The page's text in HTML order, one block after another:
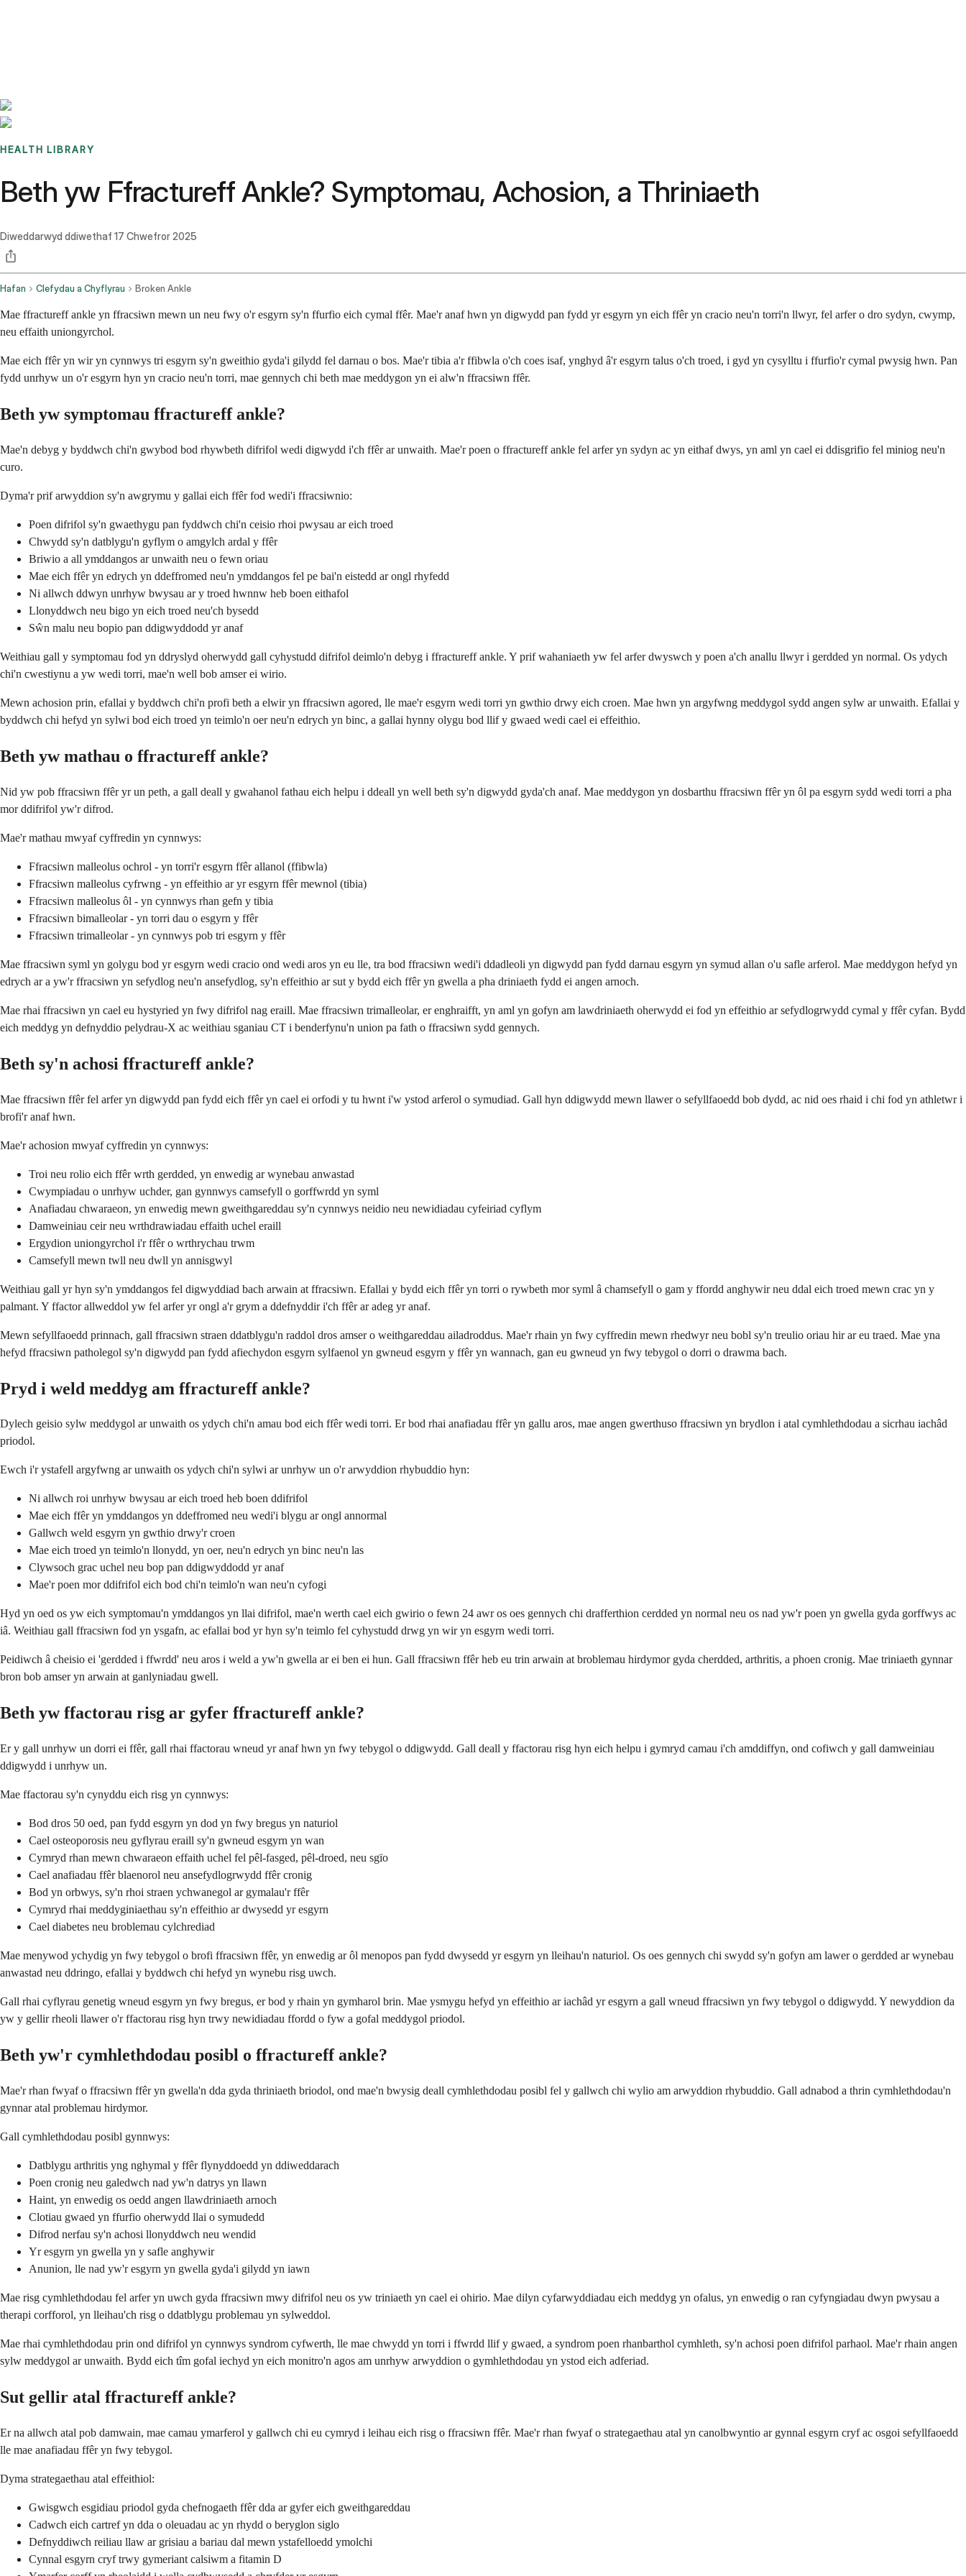
HEALTH LIBRARY
Beth yw Ffractureff Ankle? Symptomau, Achosion, a Thriniaeth
Diweddarwyd ddiwethaf 17 Chwefror 2025
Hafan Clefydau a Chyflyrau Broken Ankle
Mae ffractureff ankle yn ffracsiwn mewn un neu fwy o'r esgyrn sy'n ffurfio eich cymal ffêr. Mae'r anaf hwn yn digwydd pan fydd yr esgyrn yn eich ffêr yn cracio neu'n torri'n llwyr, fel arfer o dro sydyn, cwymp,
neu effaith uniongyrchol.
Mae eich ffêr yn wir yn cynnwys tri esgyrn sy'n gweithio gyda'i gilydd fel darnau o bos. Mae'r tibia a'r ffibwla o'ch coes isaf, ynghyd â'r esgyrn talus o'ch troed, i gyd yn cysylltu i ffurfio'r cymal pwysig hwn. Pan
fydd unrhyw un o'r esgyrn hyn yn cracio neu'n torri, mae gennych chi beth mae meddygon yn ei alw'n ffracsiwn ffêr.
Beth yw symptomau ffractureff ankle?
Mae'n debyg y byddwch chi'n gwybod bod rhywbeth difrifol wedi digwydd i'ch ffêr ar unwaith. Mae'r poen o ffractureff ankle fel arfer yn sydyn ac yn eithaf dwys, yn aml yn cael ei ddisgrifio fel miniog neu'n
curo.
Dyma'r prif arwyddion sy'n awgrymu y gallai eich ffêr fod wedi'i ffracsiwnio:
Poen difrifol sy'n gwaethygu pan fyddwch chi'n ceisio rhoi pwysau ar eich troed
Chwydd sy'n datblygu'n gyflym o amgylch ardal y ffêr
Briwio a all ymddangos ar unwaith neu o fewn oriau
Mae eich ffêr yn edrych yn ddeffromed neu'n ymddangos fel pe bai'n eistedd ar ongl rhyfedd
Ni allwch ddwyn unrhyw bwysau ar y troed hwnnw heb boen eithafol
Llonyddwch neu bigo yn eich troed neu'ch bysedd
Sŵn malu neu bopio pan ddigwyddodd yr anaf
Weithiau gall y symptomau fod yn ddryslyd oherwydd gall cyhystudd difrifol deimlo'n debyg i ffractureff ankle. Y prif wahaniaeth yw fel arfer dwyswch y poen a'ch anallu llwyr i gerdded yn normal. Os ydych
chi'n cwestiynu a yw wedi torri, mae'n well bob amser ei wirio.
Mewn achosion prin, efallai y byddwch chi'n profi beth a elwir yn ffracsiwn agored, lle mae'r esgyrn wedi torri yn gwthio drwy eich croen. Mae hwn yn argyfwng meddygol sydd angen sylw ar unwaith. Efallai y
byddwch chi hefyd yn sylwi bod eich troed yn teimlo'n oer neu'n edrych yn binc, a gallai hynny olygu bod llif y gwaed wedi cael ei effeithio.
Beth yw mathau o ffractureff ankle?
Nid yw pob ffracsiwn ffêr yr un peth, a gall deall y gwahanol fathau eich helpu i ddeall yn well beth sy'n digwydd gyda'ch anaf. Mae meddygon yn dosbarthu ffracsiwn ffêr yn ôl pa esgyrn sydd wedi torri a pha
mor ddifrifol yw'r difrod.
Mae'r mathau mwyaf cyffredin yn cynnwys:
Ffracsiwn malleolus ochrol - yn torri'r esgyrn ffêr allanol (ffibwla)
Ffracsiwn malleolus cyfrwng - yn effeithio ar yr esgyrn ffêr mewnol (tibia)
Ffracsiwn malleolus ôl - yn cynnwys rhan gefn y tibia
Ffracsiwn bimalleolar - yn torri dau o esgyrn y ffêr
Ffracsiwn trimalleolar - yn cynnwys pob tri esgyrn y ffêr
Mae ffracsiwn syml yn golygu bod yr esgyrn wedi cracio ond wedi aros yn eu lle, tra bod ffracsiwn wedi'i ddadleoli yn digwydd pan fydd darnau esgyrn yn symud allan o'u safle arferol. Mae meddygon hefyd yn
edrych ar a yw'r ffracsiwn yn sefydlog neu'n ansefydlog, sy'n effeithio ar sut y bydd eich ffêr yn gwella a pha driniaeth fydd ei angen arnoch.
Mae rhai ffracsiwn yn cael eu hystyried yn fwy difrifol nag eraill. Mae ffracsiwn trimalleolar, er enghraifft, yn aml yn gofyn am lawdriniaeth oherwydd ei fod yn effeithio ar sefydlogrwydd cymal y ffêr cyfan. Bydd
eich meddyg yn defnyddio pelydrau-X ac weithiau sganiau CT i benderfynu'n union pa fath o ffracsiwn sydd gennych.
Beth sy'n achosi ffractureff ankle?
Mae ffracsiwn ffêr fel arfer yn digwydd pan fydd eich ffêr yn cael ei orfodi y tu hwnt i'w ystod arferol o symudiad. Gall hyn ddigwydd mewn llawer o sefyllfaoedd bob dydd, ac nid oes rhaid i chi fod yn athletwr i
brofi'r anaf hwn.
Mae'r achosion mwyaf cyffredin yn cynnwys:
Troi neu rolio eich ffêr wrth gerdded, yn enwedig ar wynebau anwastad
Cwympiadau o unrhyw uchder, gan gynnwys camsefyll o gorffwrdd yn syml
Anafiadau chwaraeon, yn enwedig mewn gweithgareddau sy'n cynnwys neidio neu newidiadau cyfeiriad cyflym
Damweiniau ceir neu wrthdrawiadau effaith uchel eraill
Ergydion uniongyrchol i'r ffêr o wrthrychau trwm
Camsefyll mewn twll neu dwll yn annisgwyl
Weithiau gall yr hyn sy'n ymddangos fel digwyddiad bach arwain at ffracsiwn. Efallai y bydd eich ffêr yn torri o rywbeth mor syml â chamsefyll o gam y ffordd anghywir neu ddal eich troed mewn crac yn y
palmant. Y ffactor allweddol yw fel arfer yr ongl a'r grym a ddefnyddir i'ch ffêr ar adeg yr anaf.
Mewn sefyllfaoedd prinnach, gall ffracsiwn straen ddatblygu'n raddol dros amser o weithgareddau ailadroddus. Mae'r rhain yn fwy cyffredin mewn rhedwyr neu bobl sy'n treulio oriau hir ar eu traed. Mae yna
hefyd ffracsiwn patholegol sy'n digwydd pan fydd afiechydon esgyrn sylfaenol yn gwneud esgyrn y ffêr yn wannach, gan eu gwneud yn fwy tebygol o dorri o drawma bach.
Pryd i weld meddyg am ffractureff ankle?
Dylech geisio sylw meddygol ar unwaith os ydych chi'n amau ​​bod eich ffêr wedi torri. Er bod rhai anafiadau ffêr yn gallu aros, mae angen gwerthuso ffracsiwn yn brydlon i atal cymhlethdodau a sicrhau iachâd
priodol.
Ewch i'r ystafell argyfwng ar unwaith os ydych chi'n sylwi ar unrhyw un o'r arwyddion rhybuddio hyn:
Ni allwch roi unrhyw bwysau ar eich troed heb boen ddifrifol
Mae eich ffêr yn ymddangos yn ddeffromed neu wedi'i blygu ar ongl annormal
Gallwch weld esgyrn yn gwthio drwy'r croen
Mae eich troed yn teimlo'n llonydd, yn oer, neu'n edrych yn binc neu'n las
Clywsoch grac uchel neu bop pan ddigwyddodd yr anaf
Mae'r poen mor ddifrifol eich bod chi'n teimlo'n wan neu'n cyfogi
Hyd yn oed os yw eich symptomau'n ymddangos yn llai difrifol, mae'n werth cael eich gwirio o fewn 24 awr os oes gennych chi drafferthion cerdded yn normal neu os nad yw'r poen yn gwella gyda gorffwys ac
iâ. Weithiau gall ffracsiwn fod yn ysgafn, ac efallai bod yr hyn sy'n teimlo fel cyhystudd drwg yn wir yn esgyrn wedi torri.
Peidiwch â cheisio ei 'gerdded i ffwrdd' neu aros i weld a yw'n gwella ar ei ben ei hun. Gall ffracsiwn ffêr heb eu trin arwain at broblemau hirdymor gyda cherdded, arthritis, a phoen cronig. Mae triniaeth gynnar
bron bob amser yn arwain at ganlyniadau gwell.
Beth yw ffactorau risg ar gyfer ffractureff ankle?
Er y gall unrhyw un dorri ei ffêr, gall rhai ffactorau wneud yr anaf hwn yn fwy tebygol o ddigwydd. Gall deall y ffactorau risg hyn eich helpu i gymryd camau i'ch amddiffyn, ond cofiwch y gall damweiniau
ddigwydd i unrhyw un.
Mae ffactorau sy'n cynyddu eich risg yn cynnwys:
Bod dros 50 oed, pan fydd esgyrn yn dod yn fwy bregus yn naturiol
Cael osteoporosis neu gyflyrau eraill sy'n gwneud esgyrn yn wan
Cymryd rhan mewn chwaraeon effaith uchel fel pêl-fasged, pêl-droed, neu sgïo
Cael anafiadau ffêr blaenorol neu ansefydlogrwydd ffêr cronig
Bod yn orbwys, sy'n rhoi straen ychwanegol ar gymalau'r ffêr
Cymryd rhai meddyginiaethau sy'n effeithio ar dwysedd yr esgyrn
Cael diabetes neu broblemau cylchrediad
Mae menywod ychydig yn fwy tebygol o brofi ffracsiwn ffêr, yn enwedig ar ôl menopos pan fydd dwysedd yr esgyrn yn lleihau'n naturiol. Os oes gennych chi swydd sy'n gofyn am lawer o gerdded ar wynebau
anwastad neu ddringo, efallai y byddwch chi hefyd yn wynebu risg uwch.
Gall rhai cyflyrau genetig wneud esgyrn yn fwy bregus, er bod y rhain yn gymharol brin. Mae ysmygu hefyd yn effeithio ar iachâd yr esgyrn a gall wneud ffracsiwn yn fwy tebygol o ddigwydd. Y newyddion da
yw y gellir rheoli llawer o'r ffactorau risg hyn trwy newidiadau ffordd o fyw a gofal meddygol priodol.
Beth yw'r cymhlethdodau posibl o ffractureff ankle?
Mae'r rhan fwyaf o ffracsiwn ffêr yn gwella'n dda gyda thriniaeth briodol, ond mae'n bwysig deall cymhlethdodau posibl fel y gallwch chi wylio am arwyddion rhybuddio. Gall adnabod a thrin cymhlethdodau'n
gynnar atal problemau hirdymor.
Gall cymhlethdodau posibl gynnwys:
Datblygu arthritis yng nghymal y ffêr flynyddoedd yn ddiweddarach
Poen cronig neu galedwch nad yw'n datrys yn llawn
Haint, yn enwedig os oedd angen llawdriniaeth arnoch
Clotiau gwaed yn ffurfio oherwydd llai o symudedd
Difrod nerfau sy'n achosi llonyddwch neu wendid
Yr esgyrn yn gwella yn y safle anghywir
Anunion, lle nad yw'r esgyrn yn gwella gyda'i gilydd yn iawn
Mae risg cymhlethdodau fel arfer yn uwch gyda ffracsiwn mwy difrifol neu os yw triniaeth yn cael ei ohirio. Mae dilyn cyfarwyddiadau eich meddyg yn ofalus, yn enwedig o ran cyfyngiadau dwyn pwysau a
therapi corfforol, yn lleihau'ch risg o ddatblygu problemau yn sylweddol.
Mae rhai cymhlethdodau prin ond difrifol yn cynnwys syndrom cyfwerth, lle mae chwydd yn torri i ffwrdd llif y gwaed, a syndrom poen rhanbarthol cymhleth, sy'n achosi poen difrifol parhaol. Mae'r rhain angen
sylw meddygol ar unwaith. Bydd eich tîm gofal iechyd yn eich monitro'n agos am unrhyw arwyddion o gymhlethdodau yn ystod eich adferiad.
Sut gellir atal ffractureff ankle?
Er na allwch atal pob damwain, mae camau ymarferol y gallwch chi eu cymryd i leihau eich risg o ffracsiwn ffêr. Mae'r rhan fwyaf o strategaethau atal yn canolbwyntio ar gynnal esgyrn cryf ac osgoi sefyllfaoedd
lle mae anafiadau ffêr yn fwy tebygol.
Dyma strategaethau atal effeithiol:
Gwisgwch esgidiau priodol gyda chefnogaeth ffêr dda ar gyfer eich gweithgareddau
Cadwch eich cartref yn dda o oleuadau ac yn rhydd o beryglon siglo
Defnyddiwch reiliau llaw ar grisiau a bariau dal mewn ystafelloedd ymolchi
Cynnal esgyrn cryf trwy gymeriant calsiwm a fitamin D